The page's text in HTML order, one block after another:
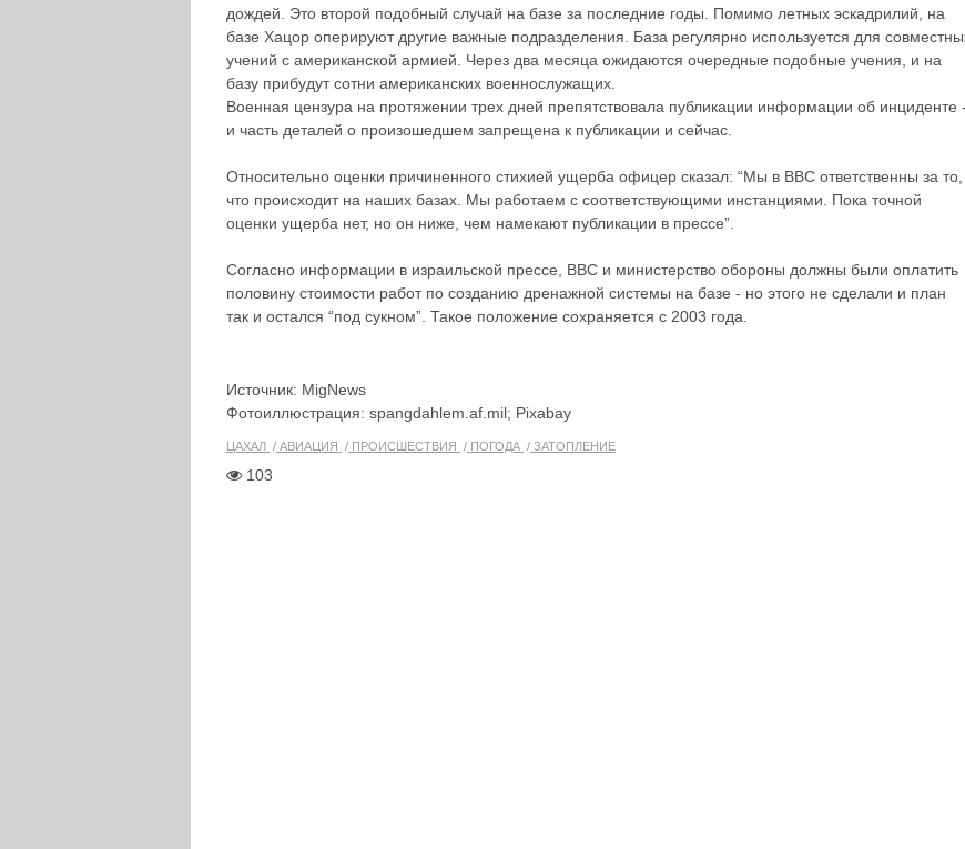
дождей. Это второй подобный случай на базе за последние годы. Помимо летных эскадрилий, на
базе Хацор оперируют другие важные подразделения. База регулярно используется для
учений с американской армией. Через два месяца ожидаются очередные подобные учения, и на
базу прибудут сотни американских военнослужащих.
Военная цензура на протяжении трех дней препятствовала публикации информации об инциденте -
и часть деталей о произошедшем запрещена к публикации и сейчас.
Относительно оценки причиненного стихией ущерба офицер сказал: “Мы в ВВС ответственны за то,
что происходит на наших базах. Мы работаем с соответствующими инстанциями. Пока точной
оценки ущерба нет, но он ниже, чем намекают публикации в прессе”.
Согласно информации в израильской прессе, ВВС и министерство обороны должны были оплатить
половину стоимости работ по созданию дренажной системы на базе - но этого не сделали и план
так и остался “под сукном”. Такое положение сохраняется с 2003 года.
Источник: MigNews
Фотоиллюстрация: spangdahlem.af.mil; Pixabay
ЦАХАЛ АВИАЦИЯ ПРОИСШЕСТВИЯ ПОГОДА ЗАТОПЛЕНИЕ
103